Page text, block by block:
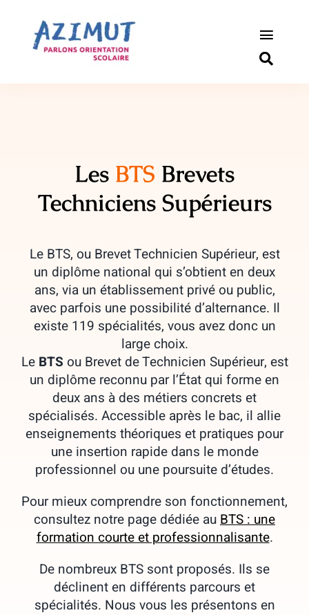
contenu
Toggle
Actualités
Les BTS Brevets
Techniciens Supérieurs
Le BTS, ou Brevet Technicien Supérieur, est
un diplôme national qui s’obtient en deux
ans, via un établissement privé ou public,
avec parfois une possibilité d’alternance. Il
existe 119 spécialités, vous avez donc un
large choix.
Le BTS ou Brevet de Technicien Supérieur, est
un diplôme reconnu par l’État qui forme en
deux ans à des métiers concrets et
spécialisés. Accessible après le bac, il allie
enseignements théoriques et pratiques pour
une insertion rapide dans le monde
professionnel ou une poursuite d’études.
Pour mieux comprendre son fonctionnement,
consultez notre page dédiée auBTS : une
formation courte et professionnalisante.
De nombreux BTS sont proposés. Ils se
déclinent en différents parcours et
spécialités. Nous vous les présentons en